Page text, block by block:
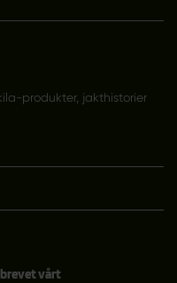
produkter, jakthistorier
vårt